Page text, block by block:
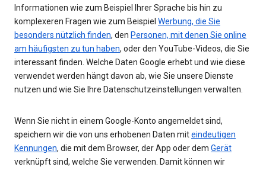
Informationen wie zum Beispiel Ihrer Sprache bis hin zu
komplexeren Fragen wie zum Beispiel Werbung, die Sie
besonders nützlich finden, den Personen, mit denen Sie online
am häufigsten zu tun haben, oder den YouTube-Videos, die Sie
interessant finden. Welche Daten Google erhebt und wie diese
verwendet werden hängt davon ab, wie Sie unsere Dienste
nutzen und wie Sie Ihre Datenschutzeinstellungen verwalten.
Wenn Sie nicht in einem Google-Konto angemeldet sind,
speichern wir die von uns erhobenen Daten miteindeutigen
Kennungen, die mit dem Browser, der App oder dem Gerät
verknüpft sind, welche Sie verwenden. Damit können wir